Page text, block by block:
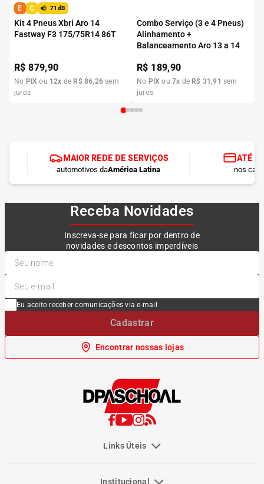
E C 71dB
Kit 4 Pneus Xbri Aro 14
Fastway F3 175/75R14 86T
R$879,90
No PIX ou 12x de R$ 86,26 sem
juros
Combo Serviço (3 e 4 Pneus)
Alinhamento +
Balanceamento Aro 13 a 14
R$ 189,90
No PIX ou7x de R$ 31 ,91 sem
juros
MAIOR REDE DE SERVIÇOS
automotivos daAmérica Latina
ATÉ
nos
Receba Novidades
Inscreva-se para ficar por dentro de
novidades e descontos imperdíveis
Eu aceito receber comunicações via e-mail
Cadastrar
Encontrar nossas lojas
Links Úteis
Institucional